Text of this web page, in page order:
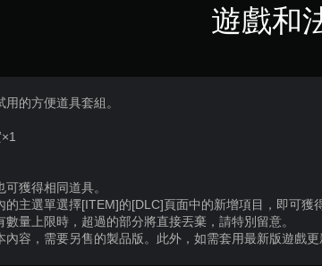
遊戲和
用的方便道具套組。
獲得相同道具。
主選單選擇[ITEM]的[DLC]頁面中的新增項目，即可獲
量上限時，超過的部分將直接丟棄，請特別留意。
容，需要另售的製品版。此外，如需套用最新版遊戲更